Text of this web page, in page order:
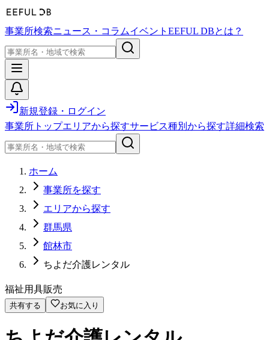
事業所検索ニュース・コラムイベント EEFUL DBとは？
新規登録・ログイン
事業所トップエリアから探すサービス種別から探す詳細検索
ホーム
事業所を探す
エリアから探す
群馬県
館林市
ちよだ介護レンタル
福祉用具販売
共有する お気に入り